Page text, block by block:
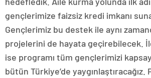
gençlerimize faizsiz kredi imkanı
Gençlerimiz bu destek ile aynı
projelerini de hayata geçirebilecek.
ise programı tüm gençlerimizi
bütün Türkiye’de yaygınlaştıracağız.